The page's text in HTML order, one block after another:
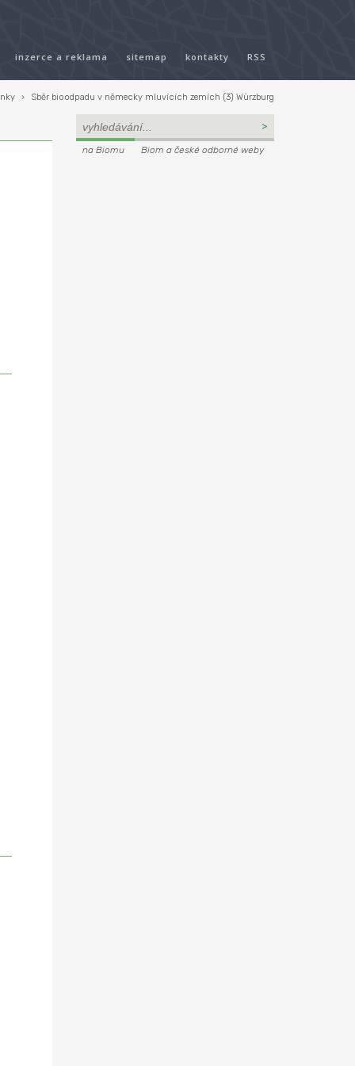
inzerce a reklama sitemap kontakty RSS
› Sběr bioodpadu v německy mluvících zemích (3) Würzburg
na Biomu Biom a české odborné weby